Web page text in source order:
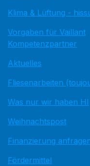
Klima & Lüftung -
Vorgaben für Vaillant
Kompetenzpartner
Aktuelles
Fliesenarbeiten
Was nur wir haben HI
Weihnachtspost
Finanzierung
Fördermittel